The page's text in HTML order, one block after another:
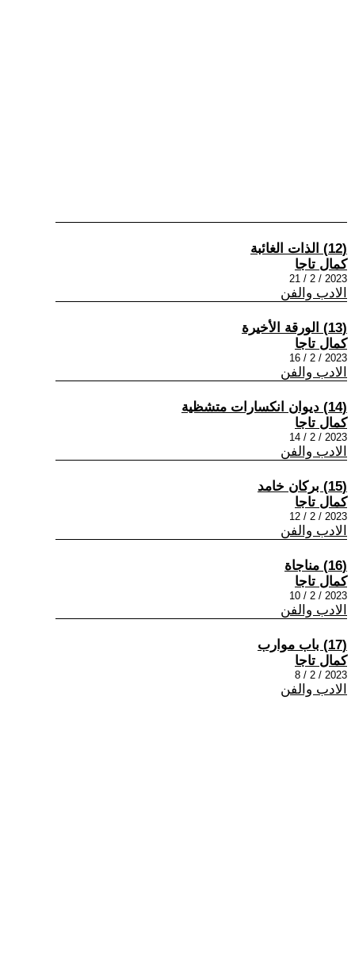
(12) الذات الغائبة
كمال تاجا
2023 / 2 / 21
الادب والفن
(13) الورقة الأخيرة
كمال تاجا
2023 / 2 / 16
الادب والفن
(14) ديوان انكسارات متشظية
كمال تاجا
2023 / 2 / 14
الادب والفن
(15) بركان خامد
كمال تاجا
2023 / 2 / 12
الادب والفن
(16) مناجاة
كمال تاجا
2023 / 2 / 10
الادب والفن
(17) باب موارب
كمال تاجا
2023 / 2 / 8
الادب والفن